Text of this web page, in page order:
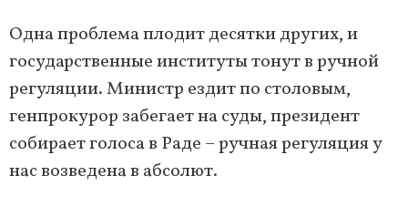
Одна проблема плодит десятки других, и
государственные институты тонут в ручной
регуляции. Министр ездит по столовым,
генпрокурор забегает на суды, президент
собирает голоса в Раде – ручная регуляция у
нас возведена в абсолют.